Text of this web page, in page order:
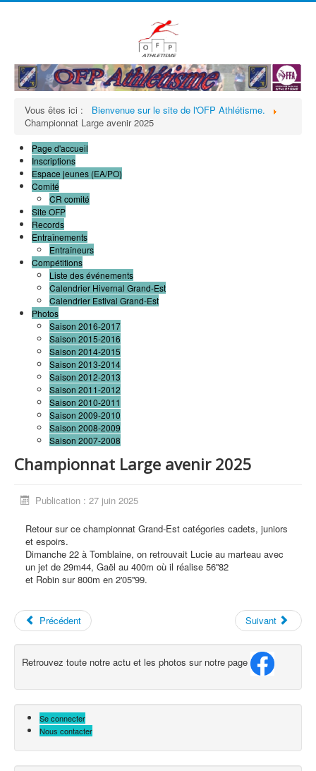
Vous êtes ici :
Bienvenue sur le site de l'OFP Athlétisme.
Championnat Large avenir 2025
Page d'accueil
Inscriptions
Espace jeunes (EA/PO)
Comité
CR comité
Site OFP
Records
Entraînements
Entraîneurs
Compétitions
Liste des événements
Calendrier Hivernal Grand-Est
Calendrier Estival Grand-Est
Photos
Saison 2016-2017
Saison 2015-2016
Saison 2014-2015
Saison 2013-2014
Saison 2012-2013
Saison 2011-2012
Saison 2010-2011
Saison 2009-2010
Saison 2008-2009
Saison 2007-2008
Championnat Large avenir 2025
Publication : 27 juin 2025
Retour sur ce championnat Grand-Est catégories cadets, juniors
et espoirs.
Dimanche 22 à Tomblaine, on retrouvait Lucie au marteau avec
un jet de 29m44, Gaël au 400m où il réalise 56''82
et Robin sur 800m en 2'05''99.
Précédent Suivant
Retrouvez toute notre actu et les photos sur notre page
Se connecter
Nous contacter